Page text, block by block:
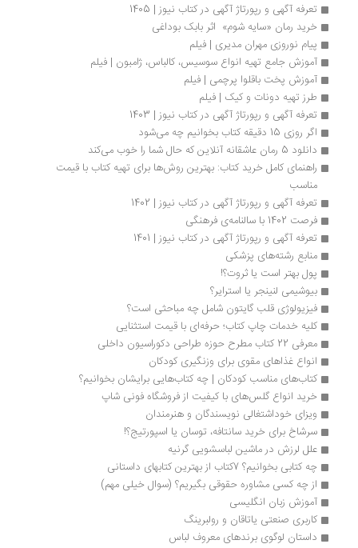
تعرفه آگهی و رپورتاژ آگهی در کتاب نیوز | 1405
خرید رمان «سایه شوم»  اثر بابک بوداغی
پیام نوروزی مهران مدیری | فیلم
آموزش جامع تهیه انواع سوسیس، کالباس، ژامبون | فیلم
آموزش پخت باقلوا پرچمی | فیلم
طرز تهیه دونات و کیک | فیلم
تعرفه آگهی و رپورتاژ آگهی در کتاب نیوز | 1403
اگر روزی 15 دقیقه کتاب بخوانیم چه می‌شود
دانلود 5 رمان عاشقانه آنلاین که حال شما را خوب می‌کند
مناسب
تعرفه آگهی و رپورتاژ آگهی در کتاب نیوز | 1402
فرصت 1402 با سالنامه‌ی فرهنگی
تعرفه آگهی و رپورتاژ آگهی در کتاب نیوز | 1401
منابع رشته‌های پزشکی
پول بهتر است یا ثروت؟!
بیوشیمی لنینجر یا استرایر؟
فیزیولوژی قلب گایتون شامل چه مباحثی است؟
کلیه خدمات چاپ کتاب؛ حرفه‌ای با قیمت استثنایی
معرفی 22 کتاب مطرح حوزه طراحی دکوراسیون داخلی
انواع غذاهای مقوی برای وزنگیری کودکان
کتاب‌های مناسب کودکان | چه کتاب‌هایی برایشان بخوانیم؟
خرید انواع گلس‌های با کیفیت از فروشگاه فونی شاپ
ویزای خوداشتغالی نویسندگان و هنرمندان
سرشاخ برای خرید سانتافه، توسان یا اسپورتیج؟!
علل لرزش در ماشین لباسشویی گرنیه
چه کتابی بخوانیم؟ 7کتاب از بهترین کتابهای داستانی
از چه کسی مشاوره حقوقی بگیریم؟ (سوال خیلی مهم)
آموزش زبان انگلیسی
کاربری صنعتی یاتاقان و رولبرینگ
داستان لوگوی برندهای معروف لباس